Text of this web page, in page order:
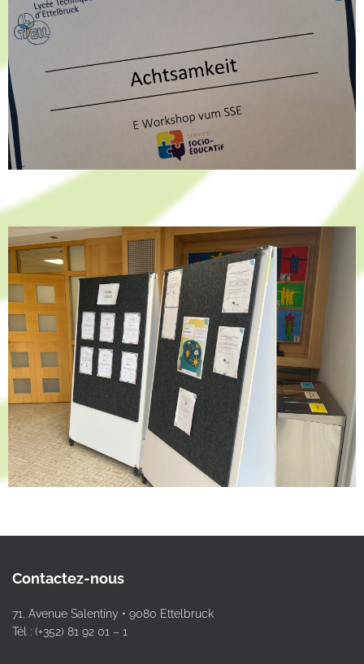
Contactez-nous
71, Avenue Salentiny • 9080 Ettelbruck
Tél : (+352) 81 92 01 – 1